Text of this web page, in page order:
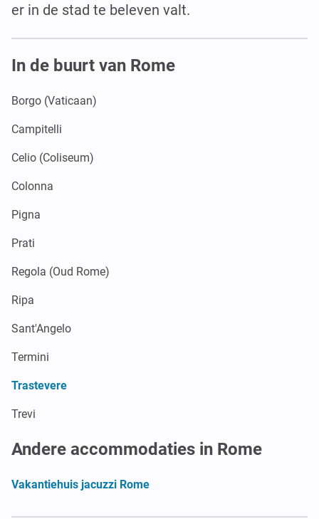
er in de stad te beleven valt.
In de buurt van Rome
Borgo (Vaticaan)
Campitelli
Celio (Coliseum)
Colonna
Pigna
Prati
Regola (Oud Rome)
Ripa
Sant'Angelo
Termini
Trastevere
Trevi
Andere accommodaties in Rome
Vakantiehuis jacuzzi Rome